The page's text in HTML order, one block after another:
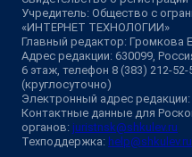
Учредитель: Общество с
«ИНТЕРНЕТ ТЕХНОЛОГИИ»
Главный редактор: Громкова
Адрес редакции: 630099,
6 этаж, телефон 8 (383) 212-52-
(круглосуточно)
Электронный адрес редакции:
Контактные данные для
органов: juristnsk@shkulev.ru
Техподдержка: help@shkulev.ru